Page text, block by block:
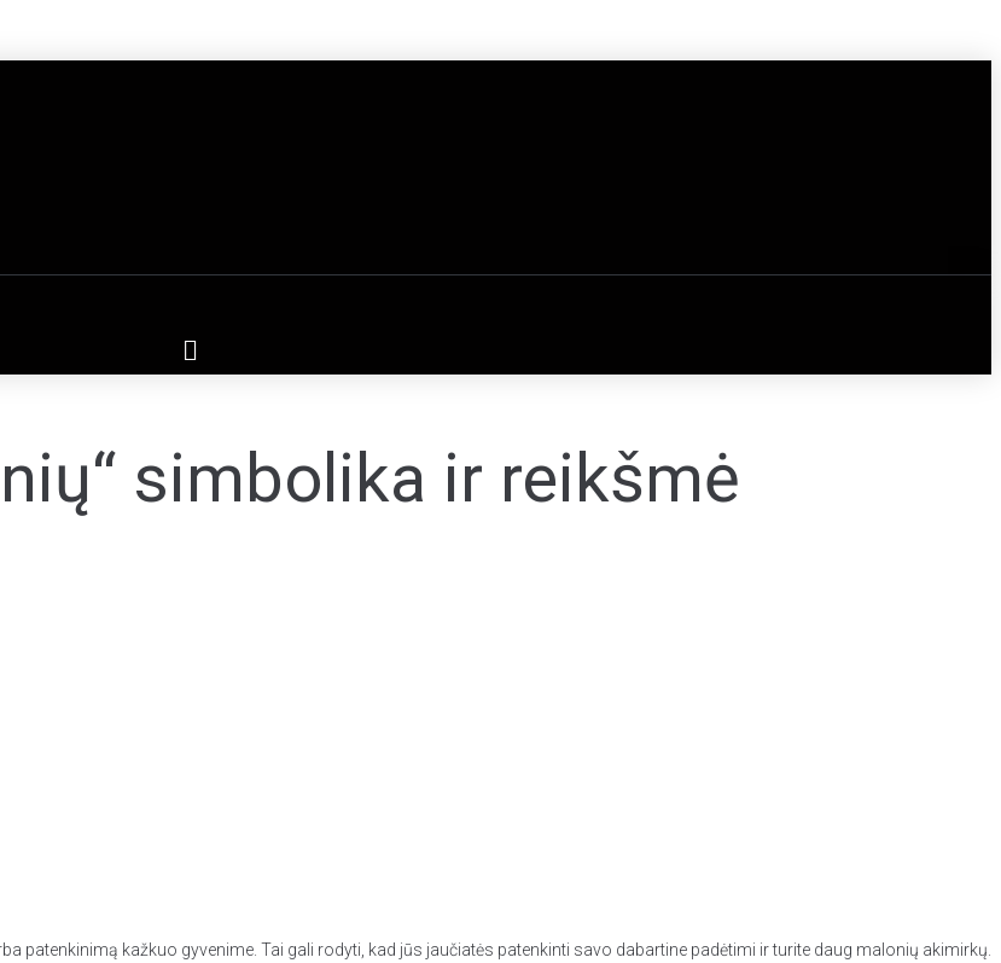
simbolika ir reikšmė
patenkinimą kažkuo gyvenime. Tai gali rodyti, kad jūs jaučiatės patenkinti savo dabartine padėtimi ir turite daug malonių akimirkų.